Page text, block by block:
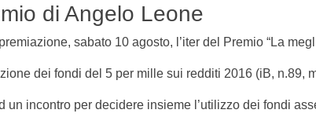
di Angelo Leone
sabato 10 agosto, l’iter del Premio “La
dei fondi del 5 per mille sui redditi 2016 (iB, n.89,
un incontro per decidere insieme l’utilizzo dei fondi